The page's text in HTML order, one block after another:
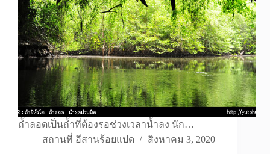
ถ้ำลอดเป็นถ้ำที่ต้องรอช่วงเวลาน้ำลง นัก…
สถานที่ อีสานร้อยแปด
สิงหาคม 3, 2020